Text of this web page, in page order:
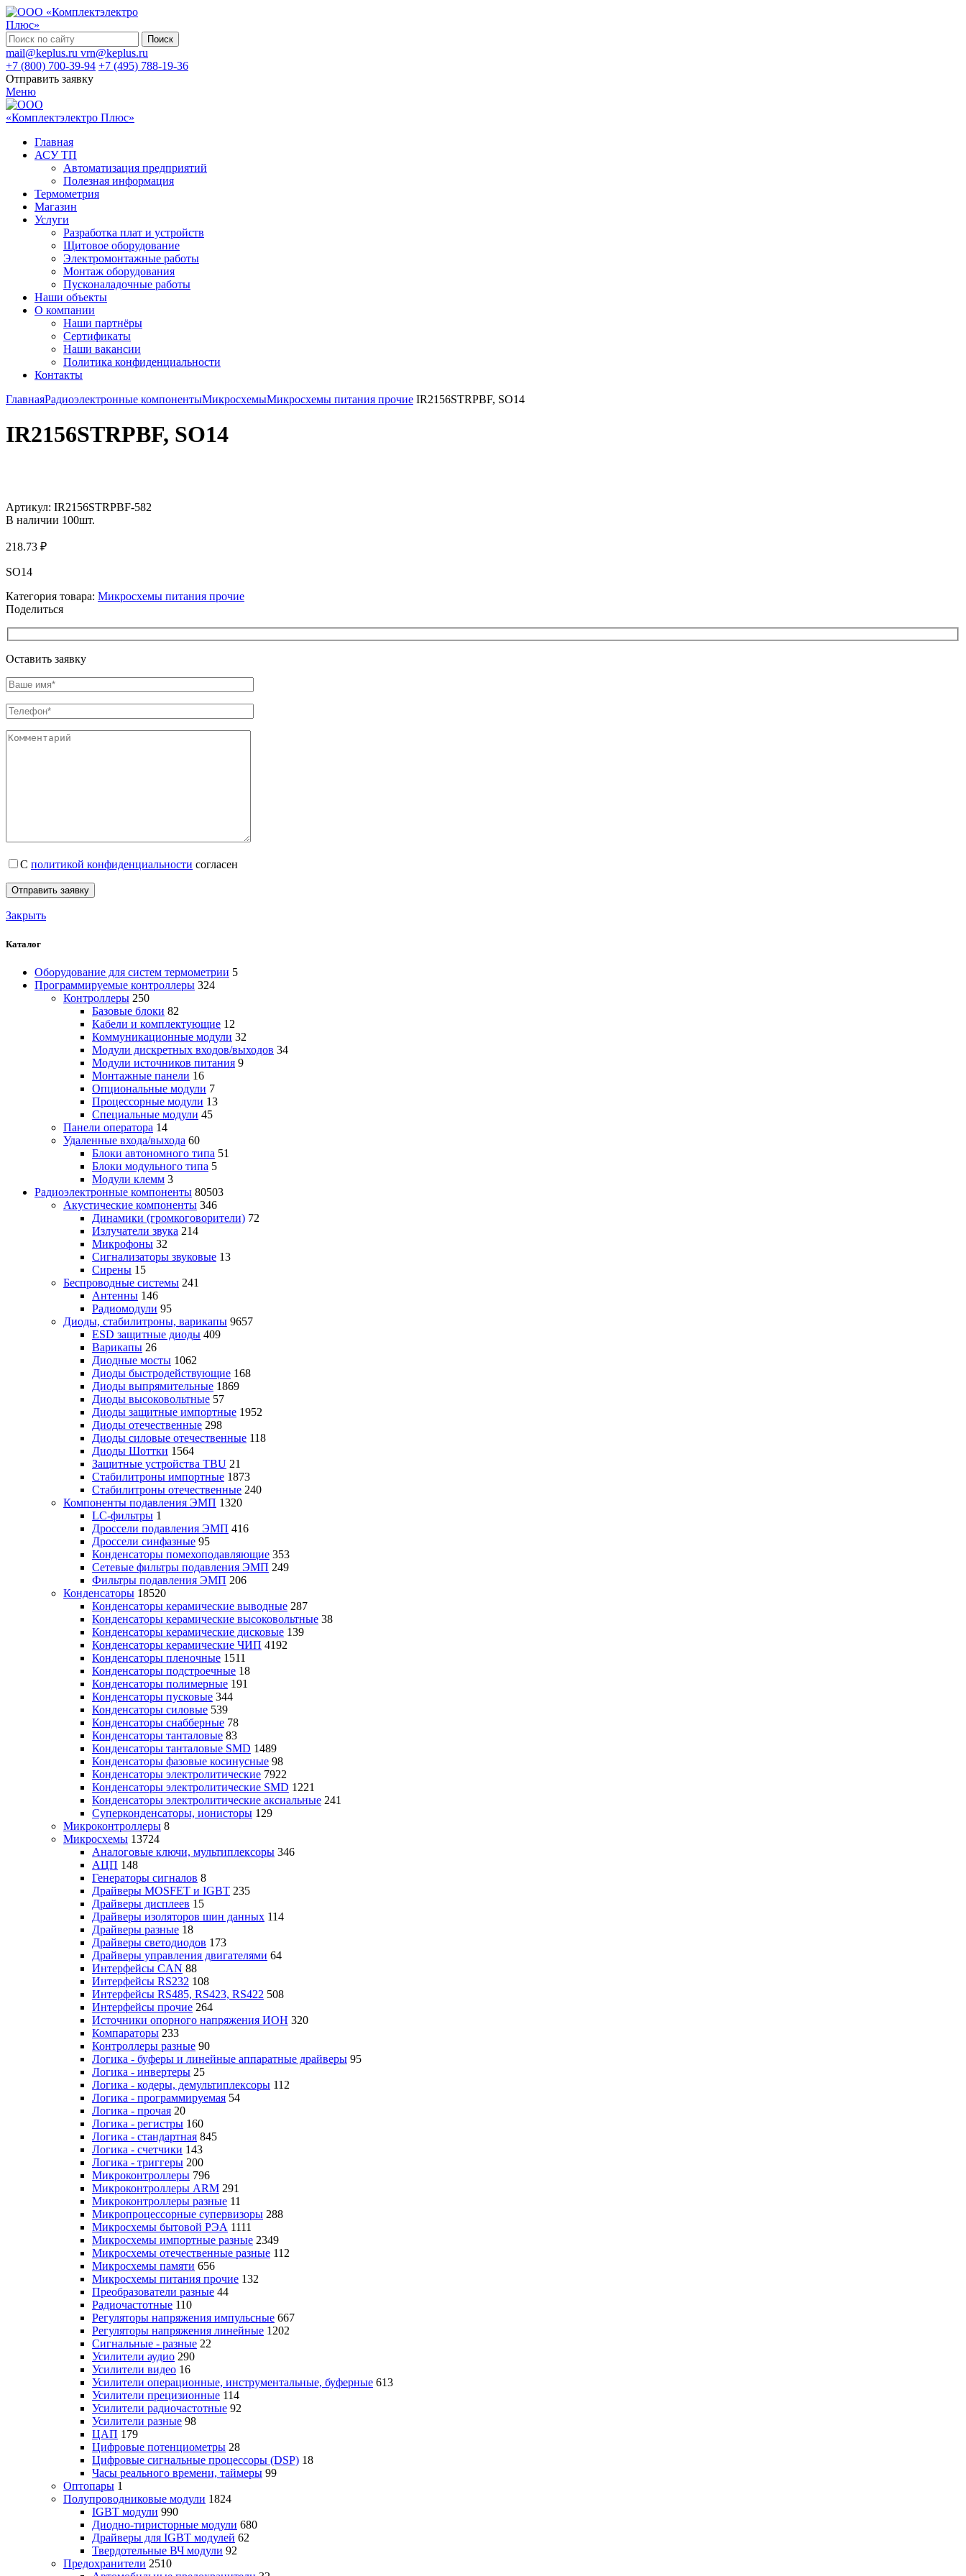
Поиск
mail@keplus.ru vrn@keplus.ru
+7 (800) 700-39-94 +7 (495) 788-19-36
Отправить заявку
Меню
Главная
АСУ ТП
Автоматизация предприятий
Полезная информация
Термометрия
Магазин
Услуги
Разработка плат и устройств
Щитовое оборудование
Электромонтажные работы
Монтаж оборудования
Пусконаладочные работы
Наши объекты
О компании
Наши партнёры
Сертификаты
Наши вакансии
Политика конфиденциальности
Контакты
ГлавнаяРадиоэлектронные компонентыМикросхемыМикросхемы питания прочие IR2156STRPBF, SO14
IR2156STRPBF, SO14
Артикул: IR2156STRPBF-582
В наличии 100шт.
218.73 ₽
SO14
Категория товара: Микросхемы питания прочие
Поделиться
Оставить заявку
С политикой конфиденциальности согласен
Закрыть
Каталог
Оборудование для систем термометрии 5
Программируемые контроллеры 324
Контроллеры 250
Базовые блоки 82
Кабели и комплектующие 12
Коммуникационные модули 32
Модули дискретных входов/выходов 34
Модули источников питания 9
Монтажные панели 16
Опциональные модули 7
Процессорные модули 13
Специальные модули 45
Панели оператора 14
Удаленные входа/выхода 60
Блоки автономного типа 51
Блоки модульного типа 5
Модули клемм 3
Радиоэлектронные компоненты 80503
Акустические компоненты 346
Динамики (громкоговорители) 72
Излучатели звука 214
Микрофоны 32
Сигнализаторы звуковые 13
Сирены 15
Беспроводные системы 241
Антенны 146
Радиомодули 95
Диоды, стабилитроны, варикапы 9657
ESD защитные диоды 409
Варикапы 26
Диодные мосты 1062
Диоды быстродействующие 168
Диоды выпрямительные 1869
Диоды высоковольтные 57
Диоды защитные импортные 1952
Диоды отечественные 298
Диоды силовые отечественные 118
Диоды Шоттки 1564
Защитные устройства TBU 21
Стабилитроны импортные 1873
Стабилитроны отечественные 240
Компоненты подавления ЭМП 1320
LC-фильтры 1
Дроссели подавления ЭМП 416
Дроссели синфазные 95
Конденсаторы помехоподавляющие 353
Сетевые фильтры подавления ЭМП 249
Фильтры подавления ЭМП 206
Конденсаторы 18520
Конденсаторы керамические выводные 287
Конденсаторы керамические высоковольтные 38
Конденсаторы керамические дисковые 139
Конденсаторы керамические ЧИП 4192
Конденсаторы пленочные 1511
Конденсаторы подстроечные 18
Конденсаторы полимерные 191
Конденсаторы пусковые 344
Конденсаторы силовые 539
Конденсаторы снабберные 78
Конденсаторы танталовые 83
Конденсаторы танталовые SMD 1489
Конденсаторы фазовые косинусные 98
Конденсаторы электролитические 7922
Конденсаторы электролитические SMD 1221
Конденсаторы электролитические аксиальные 241
Суперконденсаторы, ионисторы 129
Микроконтроллеры 8
Микросхемы 13724
Аналоговые ключи, мультиплексоры 346
АЦП 148
Генераторы сигналов 8
Драйверы MOSFET и IGBT 235
Драйверы дисплеев 15
Драйверы изоляторов шин данных 114
Драйверы разные 18
Драйверы светодиодов 173
Драйверы управления двигателями 64
Интерфейсы CAN 88
Интерфейсы RS232 108
Интерфейсы RS485, RS423, RS422 508
Интерфейсы прочие 264
Источники опорного напряжения ИОН 320
Компараторы 233
Контроллеры разные 90
Логика - буферы и линейные аппаратные драйверы 95
Логика - инвертеры 25
Логика - кодеры, демультиплексоры 112
Логика - программируемая 54
Логика - прочая 20
Логика - регистры 160
Логика - стандартная 845
Логика - счетчики 143
Логика - триггеры 200
Микроконтроллеры 796
Микроконтроллеры ARM 291
Микроконтроллеры разные 11
Микропроцессорные супервизоры 288
Микросхемы бытовой РЭА 1111
Микросхемы импортные разные 2349
Микросхемы отечественные разные 112
Микросхемы памяти 656
Микросхемы питания прочие 132
Преобразователи разные 44
Радиочастотные 110
Регуляторы напряжения импульсные 667
Регуляторы напряжения линейные 1202
Сигнальные - разные 22
Усилители аудио 290
Усилители видео 16
Усилители операционные, инструментальные, буферные 613
Усилители прецизионные 114
Усилители радиочастотные 92
Усилители разные 98
ЦАП 179
Цифровые потенциометры 28
Цифровые сигнальные процессоры (DSP) 18
Часы реального времени, таймеры 99
Оптопары 1
Полупроводниковые модули 1824
IGBT модули 990
Диодно-тиристорные модули 680
Драйверы для IGBT модулей 62
Твердотельные ВЧ модули 92
Предохранители 2510